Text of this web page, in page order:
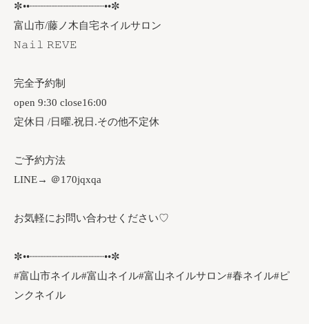
✼••┈┈┈┈┈┈┈┈┈┈┈┈••✼
富山市/藤ノ木自宅ネイルサロン
𝙽𝚊𝚒𝚕 𝚁𝙴𝚅𝙴
完全予約制
open 9:30 close16:00
定休日 /日曜.祝日.その他不定休
ご予約方法
LINE→ ＠170jqxqa
お気軽にお問い合わせください♡
✼••┈┈┈┈┈┈┈┈┈┈┈┈••✼
#富山市ネイル#富山ネイル#富山ネイルサロン#春ネイル#ピ
ンクネイル